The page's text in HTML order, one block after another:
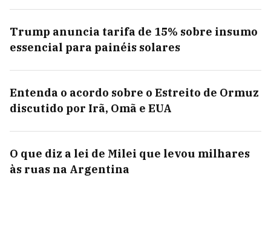
Trump anuncia tarifa de 15% sobre insumo
essencial para painéis solares
Entenda o acordo sobre o Estreito de Ormuz
discutido por Irã, Omã e EUA
O que diz a lei de Milei que levou milhares
às ruas na Argentina